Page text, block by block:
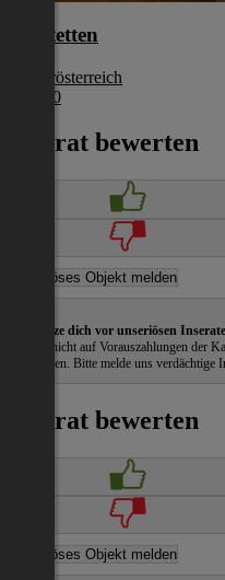
Amstetten
Niederösterreich
€ 1.040
Inserat bewerten
Schütze dich vor unseriösen
Gehe nicht auf Vorauszahlungen der
zu haben. Bitte melde uns verdächtige
Inserat bewerten